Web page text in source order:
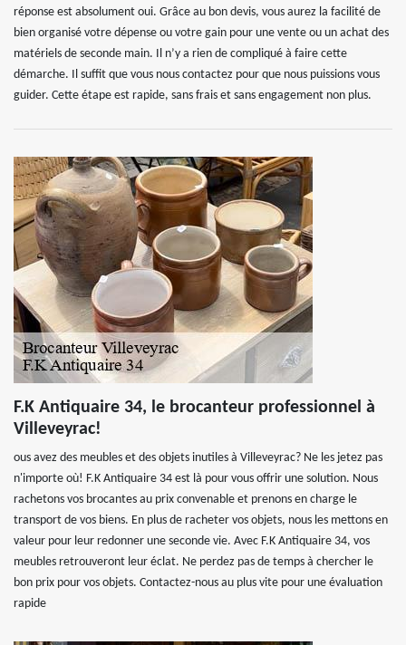
réponse est absolument oui. Grâce au bon devis, vous aurez la facilité de
bien organisé votre dépense ou votre gain pour une vente ou un achat des
matériels de seconde main. Il n’y a rien de compliqué à faire cette
démarche. Il suffit que vous nous contactez pour que nous puissions vous
guider. Cette étape est rapide, sans frais et sans engagement non plus.
F.K Antiquaire 34, le brocanteur professionnel à
Villeveyrac!
ous avez des meubles et des objets inutiles à Villeveyrac? Ne les jetez pas
n'importe où! F.K Antiquaire 34 est là pour vous offrir une solution. Nous
rachetons vos brocantes au prix convenable et prenons en charge le
transport de vos biens. En plus de racheter vos objets, nous les mettons en
valeur pour leur redonner une seconde vie. Avec F.K Antiquaire 34, vos
meubles retrouveront leur éclat. Ne perdez pas de temps à chercher le
bon prix pour vos objets. Contactez-nous au plus vite pour une évaluation
rapide